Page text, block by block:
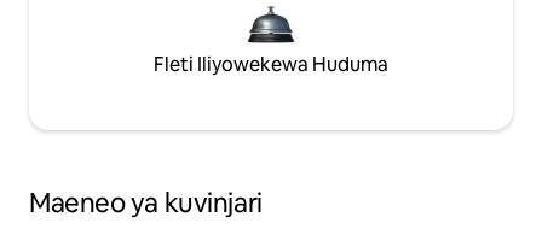
Fleti Iliyowekewa Huduma
Maeneo ya kuvinjari